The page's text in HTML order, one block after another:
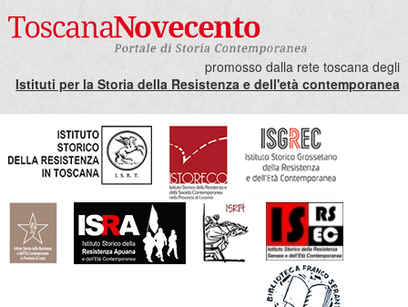
promosso dalla rete toscana degli
Istituti per la Storia della Resistenza e dell'età contemporanea